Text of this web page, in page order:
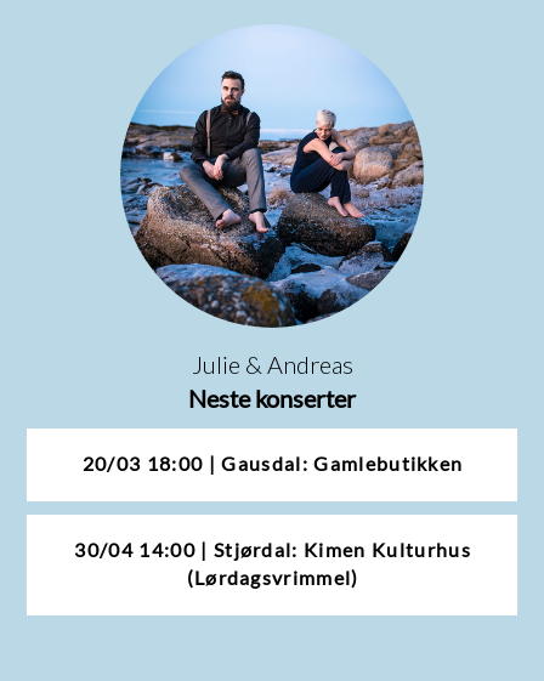
Julie & Andreas
Neste konserter
20/03 18:00 | Gausdal: Gamlebutikken
30/04 14:00 | Stjørdal: Kimen Kulturhus
(Lørdagsvrimmel)